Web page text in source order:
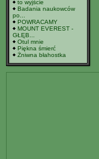
to wyjście
Badania naukowców
po...
POWRACAMY
MOUNT EVEREST -
GŁĘB...
Otul mnie
Piękna śmierć
Żniwna błahostka